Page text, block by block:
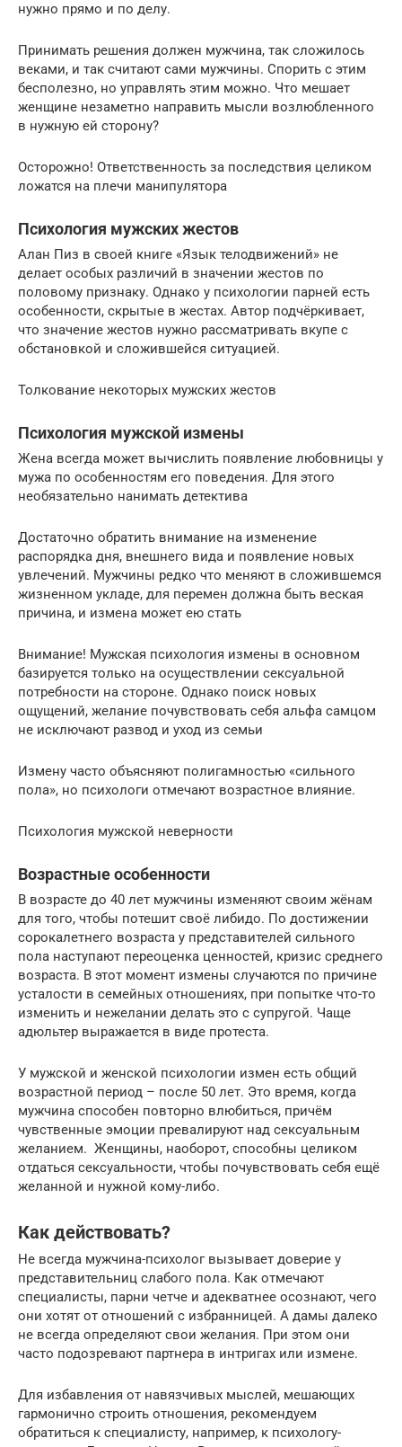
нужно прямо и по делу.
Принимать решения должен мужчина, так сложилось
веками, и так считают сами мужчины. Спорить с этим
бесполезно, но управлять этим можно. Что мешает
женщине незаметно направить мысли возлюбленного
в нужную ей сторону?
Осторожно! Ответственность за последствия целиком
ложатся на плечи манипулятора
Психология мужских жестов
Алан Пиз в своей книге «Язык телодвижений» не
делает особых различий в значении жестов по
половому признаку. Однако у психологии парней есть
особенности, скрытые в жестах. Автор подчёркивает,
что значение жестов нужно рассматривать вкупе с
обстановкой и сложившейся ситуацией.
Толкование некоторых мужских жестов
Психология мужской измены
Жена всегда может вычислить появление любовницы у
мужа по особенностям его поведения. Для этого
необязательно нанимать детектива
Достаточно обратить внимание на изменение
распорядка дня, внешнего вида и появление новых
увлечений. Мужчины редко что меняют в сложившемся
жизненном укладе, для перемен должна быть веская
причина, и измена может ею стать
Внимание! Мужская психология измены в основном
базируется только на осуществлении сексуальной
потребности на стороне. Однако поиск новых
ощущений, желание почувствовать себя альфа самцом
не исключают развод и уход из семьи
Измену часто объясняют полигамностью «сильного
пола», но психологи отмечают возрастное влияние.
Психология мужской неверности
Возрастные особенности
В возрасте до 40 лет мужчины изменяют своим жёнам
для того, чтобы потешит своё либидо. По достижении
сорокалетнего возраста у представителей сильного
пола наступают переоценка ценностей, кризис среднего
возраста. В этот момент измены случаются по причине
усталости в семейных отношениях, при попытке что-то
изменить и нежелании делать это с супругой. Чаще
адюльтер выражается в виде протеста.
У мужской и женской психологии измен есть общий
возрастной период – после 50 лет. Это время, когда
мужчина способен повторно влюбиться, причём
чувственные эмоции превалируют над сексуальным
желанием. Женщины, наоборот, способны целиком
отдаться сексуальности, чтобы почувствовать себя ещё
желанной и нужной кому-либо.
Как действовать?
Не всегда мужчина-психолог вызывает доверие у
представительниц слабого пола. Как отмечают
специалисты, парни четче и адекватнее осознают, чего
они хотят от отношений с избранницей. А дамы далеко
не всегда определяют свои желания. При этом они
часто подозревают партнера в интригах или измене.
Для избавления от навязчивых мыслей, мешающих
гармонично строить отношения, рекомендуем
обратиться к специалисту, например, к психологу-